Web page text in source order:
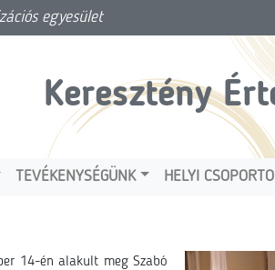
egyesület
Keresztény
TEVÉKENYSÉGÜNK HELYI
14-én alakult meg Szabó